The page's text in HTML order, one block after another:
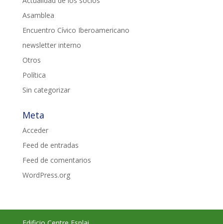
Asamblea
Encuentro Cívico Iberoamericano
newsletter interno
Otros
Política
Sin categorizar
Meta
Acceder
Feed de entradas
Feed de comentarios
WordPress.org